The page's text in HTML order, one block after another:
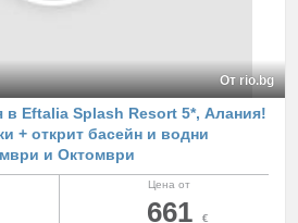
От rio.bg
в Eftalia Splash Resort 5*, Алания!
+ открит басейн и водни
и Октомври
Цена от
661 €